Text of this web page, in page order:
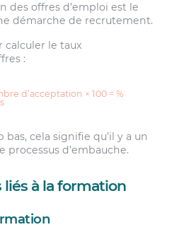
des offres d’emploi est le
démarche de recrutement.
calculer le taux
:
d’acceptation × 100 = %
cela signifie qu’il y a un
processus d’embauche.
liés à la formation